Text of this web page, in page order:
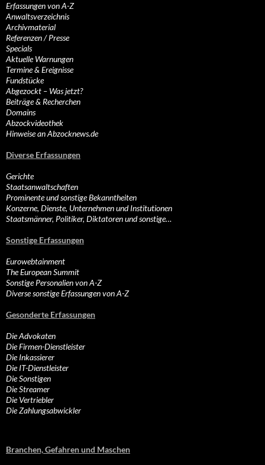
Erfassungen von A-Z
Anwaltsverzeichnis
Archivmaterial
Referenzen / Presse
Specials
Aktuelle Warnungen
Termine & Ereignisse
Fundstücke
Abgezockt – Was jetzt?
Beiträge & Recherchen
Domains
Abzockvideothek
Hinweise an Abzocknews.de
Diverse Erfassungen
Gerichte
Staatsanwaltschaften
Prominente und sonstige Bekanntheiten
Konzerne, Dienste, Unternehmen und Institutionen
Staatsmänner, Politiker, Diktatoren und sonstige…
Sonstige Erfassungen
Eurowebtainment
The European Summit
Sonstige Personalien von A-Z
Diverse sonstige Erfassungen von A-Z
Gesonderte Erfassungen
Die Advokaten
Die Firmen-Dienstleister
Die Inkassierer
Die IT-Dienstleister
Die Sonstigen
Die Streamer
Die Vertriebler
Die Zahlungsabwickler
Branchen, Gefahren und Maschen